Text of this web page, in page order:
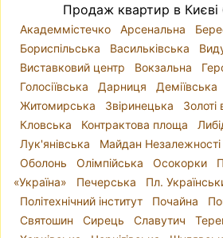
для власного проживання.
Продаж квартири без
Таке питання виникає
квартиру без посередника . І
потрібен ріелтер, для чого
додаткові кошти? Приблизно
питання виникає, коли робиш
потрібен дизайнер? Ви
знайти квартиру, яка
критеріями і яку пропонує
чи в порядку всі документи
узгодити всі нюанси із
Продаж квартир в Києві
Академмістечко Арсенальна
Бориспільська
Васильківська
Виставковий центр
Вокзальна
Голосіївська
Дарниця Деміївська
Житомирська
Звіринецька Золоті
Кловська
Контрактова площа
Лук'янівська
Майдан Незалежності
Оболонь
Олімпійська Осокорки
«Україна»
Печерська Пл.
Політехнічний інститут
Почайна
Святошин
Сирець Славутич